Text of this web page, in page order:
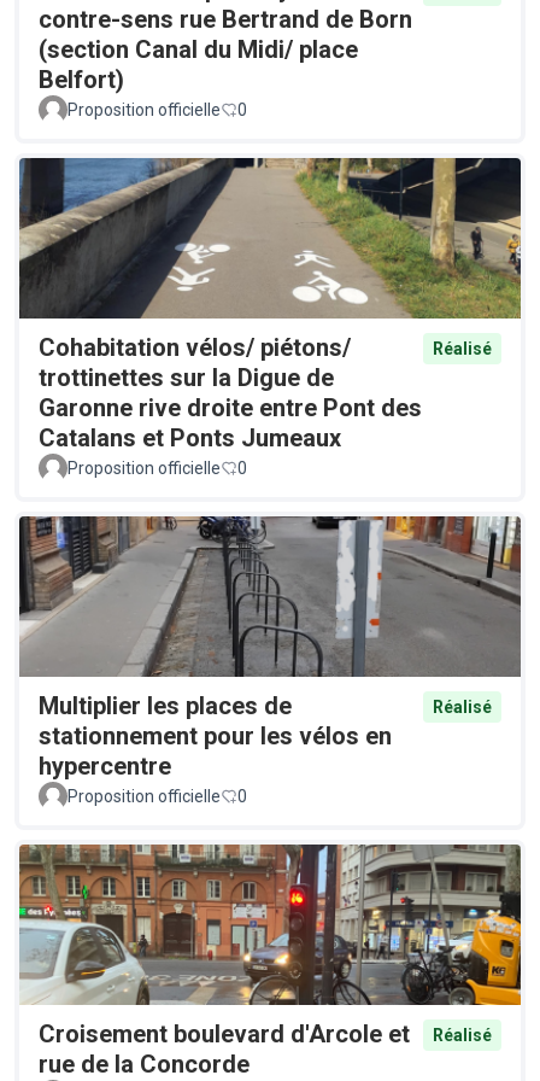
contre-sens rue Bertrand de Born
(section Canal du Midi/ place
Belfort)
Proposition officielle 0
Cohabitation vélos/ piétons/
trottinettes sur la Digue de
Garonne rive droite entre Pont des
Catalans et Ponts Jumeaux
Réalisé
Proposition officielle 0
Multiplier les places de
stationnement pour les vélos en
hypercentre
Réalisé
Proposition officielle 0
Croisement boulevard d'Arcole et
rue de la Concorde
Réalisé